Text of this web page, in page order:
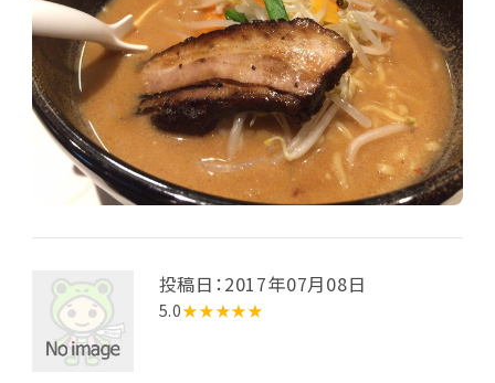
投稿日：2017年07月08日
5.0★★★★★